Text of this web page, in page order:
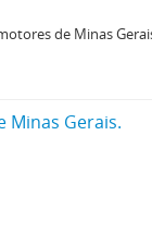
de Minas
Minas Gerais.